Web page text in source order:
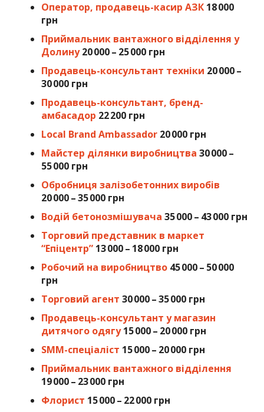
Оператор, продавець-касир АЗК 18 000
грн
Приймальник вантажного відділення у
Долину 20 000 – 25000 грн
Продавець-консультант техніки 20 000 –
30 000 грн
Продавець-консультант, бренд-
амбасадор 22 200 грн
Local Brand Ambassador 20 000 грн
Майстер ділянки виробництва 30 000 –
55 000 грн
Обробниця залізобетонних виробів
20 000 – 35 000 грн
Водій бетонозмішувача 35 000 – 43 000 грн
Торговий представник в маркет
“Епіцентр” 13 000 – 18 000 грн
Робочий на виробництво 45 000 – 50 000
грн
Торговий агент 30 000 – 35 000 грн
Продавець-консультант у магазин
дитячого одягу 15 000 – 20 000 грн
SMM-спеціаліст 15 000 – 20 000 грн
Приймальник вантажного відділення
19 000 – 23 000 грн
Флорист 15 000 – 22 000 грн